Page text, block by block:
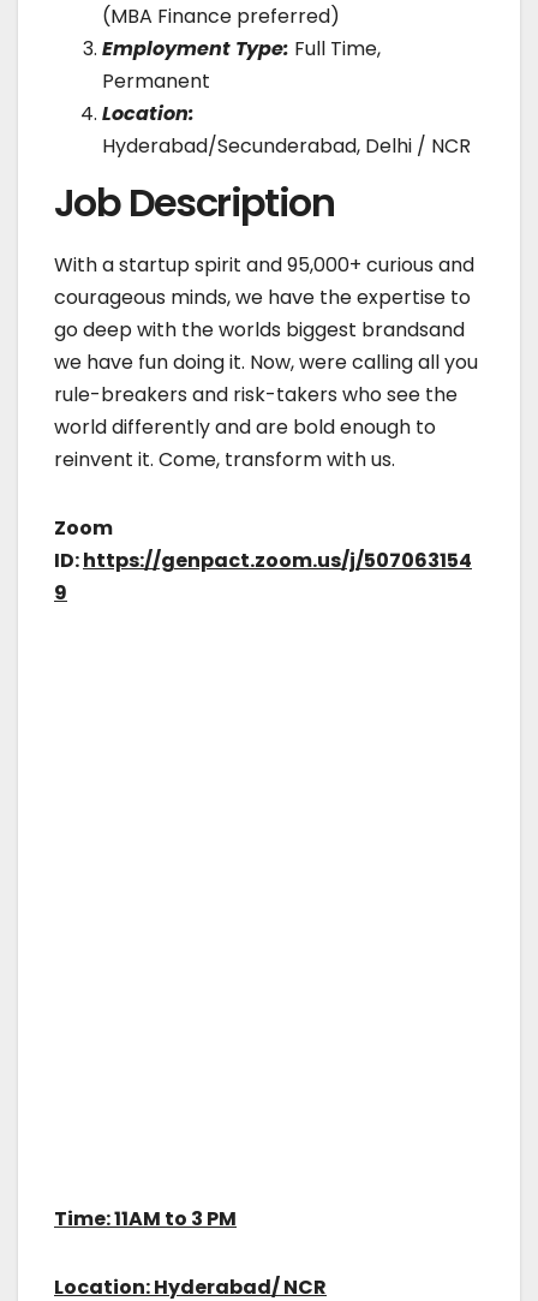
(MBA Finance preferred)
Employment Type: Full Time,
Permanent
Location:
Hyderabad/Secunderabad, Delhi / NCR
Job Description
With a startup spirit and 95,000+ curious and
courageous minds, we have the expertise to
go deep with the worlds biggest brandsand
we have fun doing it. Now, were calling all you
rule-breakers and risk-takers who see the
world differently and are bold enough to
reinvent it. Come, transform with us.
Zoom
ID:https://genpact.zoom.us/j/507063154
9
Time: 11AM to 3 PM
Location: Hyderabad/ NCR